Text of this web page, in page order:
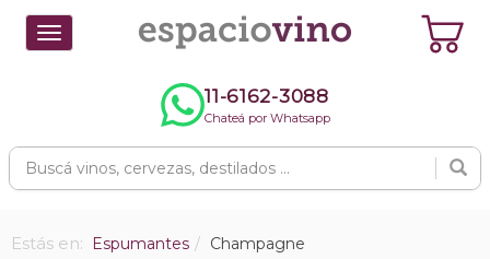
Toggle
navigation
11-6162-3088
Chateá por Whatsapp
Estás en: Espumantes
Champagne